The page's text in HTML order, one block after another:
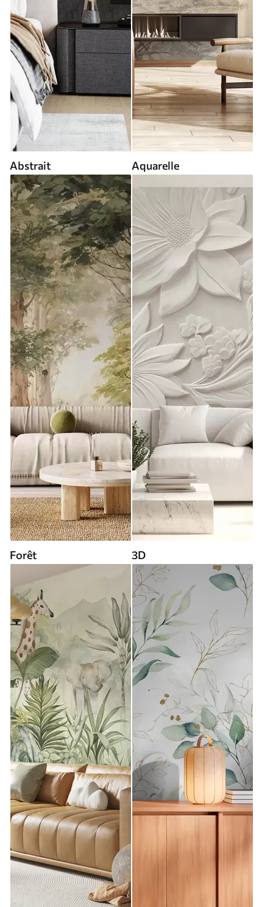
Abstrait Aquarelle
Forêt 3D